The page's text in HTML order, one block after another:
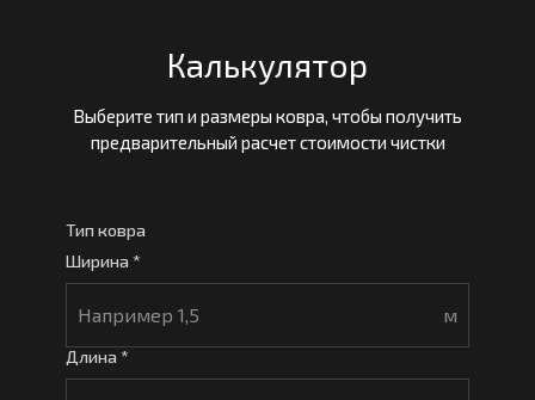
Калькулятор
Выберите тип и размеры ковра, чтобы получить
предварительный расчет стоимости чистки
Тип ковра
Ширина *
м
Длина *